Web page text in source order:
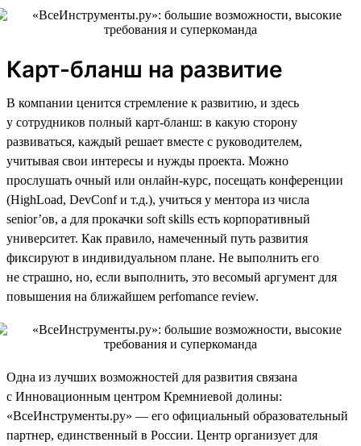
Карт-бланш на развитие
В компании ценится стремление к развитию, и здесь
у сотрудников полный карт-бланш: в какую сторону
развиваться, каждый решает вместе с руководителем,
учитывая свои интересы и нужды проекта. Можно
прослушать очный или онлайн-курс, посещать конференции
(HighLoad, DevConf и т.д.), учиться у ментора из числа
senior’ов, а для прокачки soft skills есть корпоративный
университет. Как правило, намеченный путь развития
фиксируют в индивидуальном плане. Не выполнить его
не страшно, но, если выполнить, это весомый аргумент для
повышения на ближайшем perfomance review.
Одна из лучших возможностей для развития связана
с Инновационным центром Кремниевой долины:
«ВсеИнструменты.ру» — его официальный образовательный
партнер, единственный в России. Центр организует для